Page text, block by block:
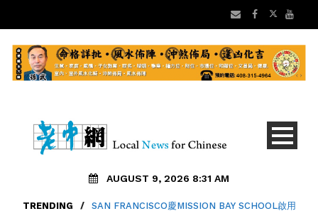
AUGUST 9, 2026 8:31 AM
TRENDING / SAN FRANCISCO慶MISSION BAY SCHOOL啟用
TRENDING / WIENER承認過火 下架CONNIECHAN.AI